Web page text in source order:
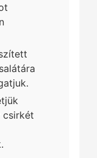
csirkét